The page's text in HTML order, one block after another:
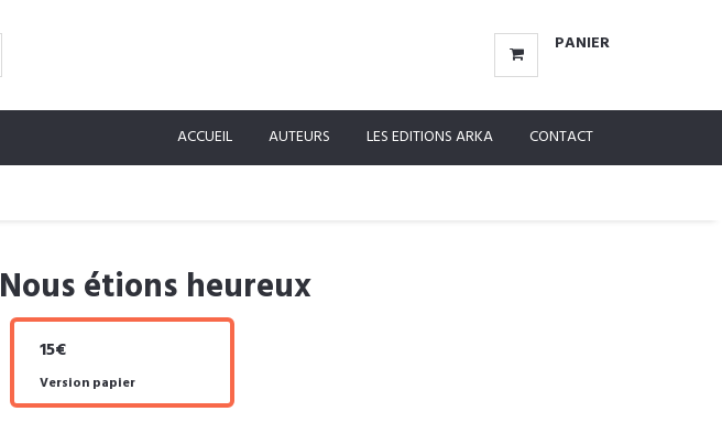
PANIER
ACCUEIL AUTEURS LES EDITIONS ARKA CONTACT
Nous étions heureux
15€
Version papier